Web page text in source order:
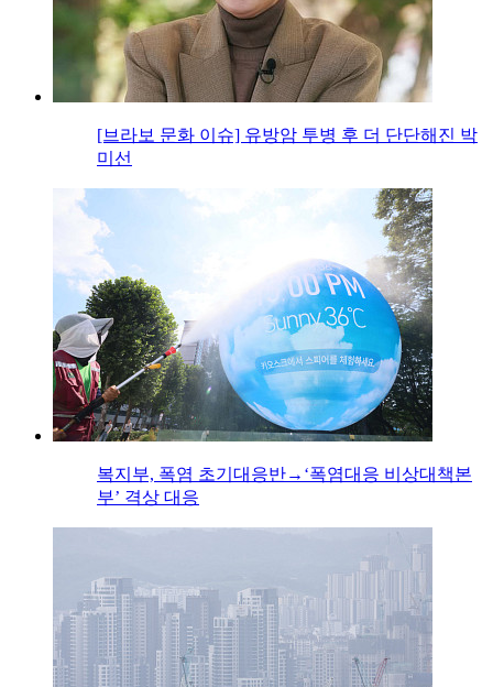
[브라보 문화 이슈] 유방암 투병 후 더 단단해진 박
미선
복지부, 폭염 초기대응반→‘폭염대응 비상대책본
부’ 격상 대응